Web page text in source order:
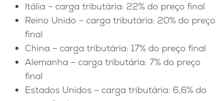
Itália – carga tributária: 22% do preço final
Reino Unido – carga tributária: 20% do preço
final
China – carga tributária: 17% do preço final
Alemanha – carga tributária: 7% do preço
final
Estados Unidos – carga tributária: 6,6% do